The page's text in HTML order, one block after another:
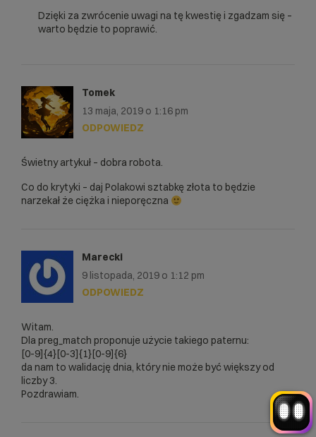
	$this-
>response['personAgeDays']=-
>response['personAgeYears']>=18) $this-
>response['fullAge']=true;
	if ($this-
>response['personAgeYears']<18)  $this-
>response['fullAge']=false;
if ($interval>0) {
>response['bornAlready']=false;
	$this-
	$this-
>response['possibleBornInMonths']=intval
(date_diff($dataAktualna, $dataPodana)-
>format('%m'));
>response['possibleBornInDays']=intval(d
ate_diff($dataAktualna, $dataPodana)-
>format('%d'));
}
}
Dzięki za zwrócenie uwagi na tę kwestię i zgadzam się –
warto będzie to poprawić.
Tomek
13 maja, 2019 o 1:16 pm
Świetny artykuł – dobra robota.
Co do krytyki – daj Polakowi sztabkę złota to będzie
narzekał że ciężka i nieporęczna
ODPOWIEDZ
Marecki
9 listopada, 2019 o 1:12 pm
Witam.
Dla preg_match proponuje użycie takiego paternu:
[0-9]{4}[0-3]{1}[0-9]{6}
da nam to walidację dnia, który nie może być większy od
liczby 3.
Pozdrawiam.
ODPOWIEDZ